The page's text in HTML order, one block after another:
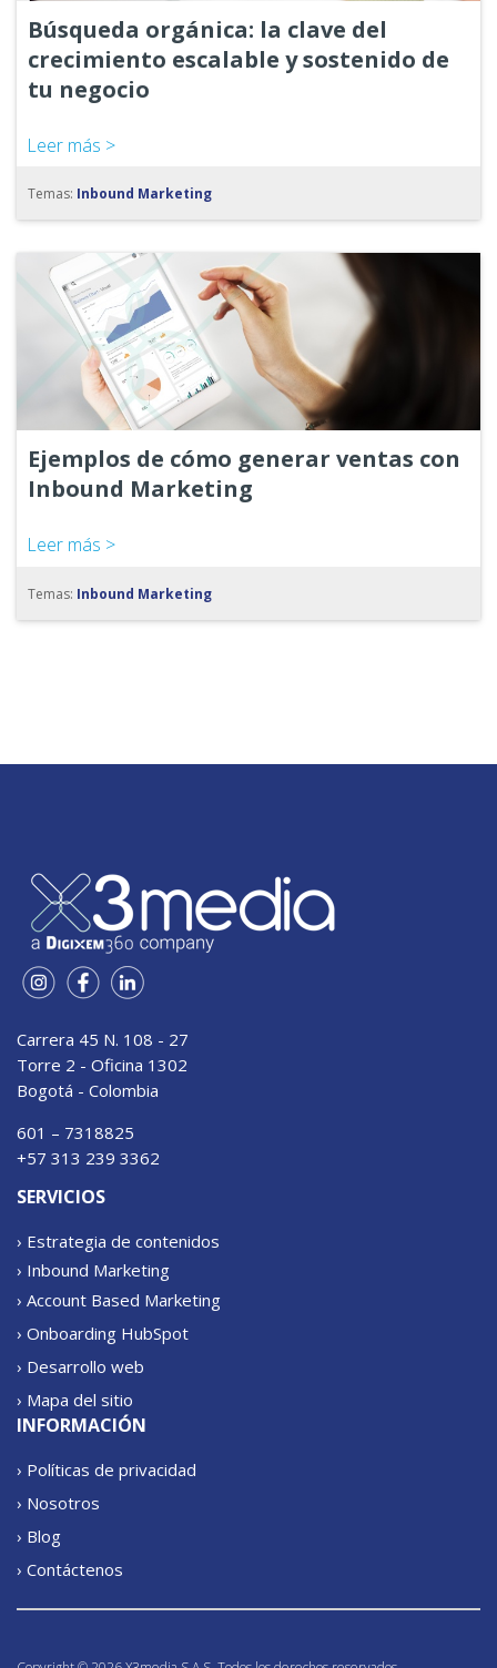
Búsqueda orgánica: la clave del
crecimiento escalable y sostenido de
tu negocio
Leer más >
Temas: Inbound Marketing
Ejemplos de cómo generar ventas con
Inbound Marketing
Leer más >
Temas: Inbound Marketing
Carrera 45 N. 108 - 27
Torre 2 - Oficina 1302
Bogotá - Colombia
601 – 7318825
+57 313 239 3362
SERVICIOS
› Estrategia de contenidos
› Inbound Marketing
› Account Based Marketing
› Onboarding HubSpot
› Desarrollo web
› Mapa del sitio
INFORMACIÓN
› Políticas de privacidad
› Nosotros
› Blog
› Contáctenos